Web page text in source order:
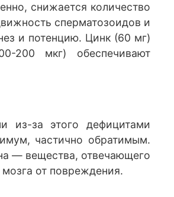
снижается количество
сперматозоидов и
и потенцию. Цинк (60 мг)
200 мкг) обеспечивают
из-за этого дефицитами
частично обратимым.
— вещества, отвечающего
от повреждения.